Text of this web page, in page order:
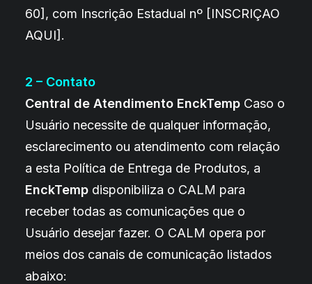
60], com Inscrição Estadual nº [INSCRIÇAO
AQUI].
2 – Contato
Central de Atendimento EnckTemp Caso o
Usuário necessite de qualquer informação,
esclarecimento ou atendimento com relação
a esta Política de Entrega de Produtos, a
EnckTemp disponibiliza o CALM para
receber todas as comunicações que o
Usuário desejar fazer. O CALM opera por
meios dos canais de comunicação listados
abaixo: